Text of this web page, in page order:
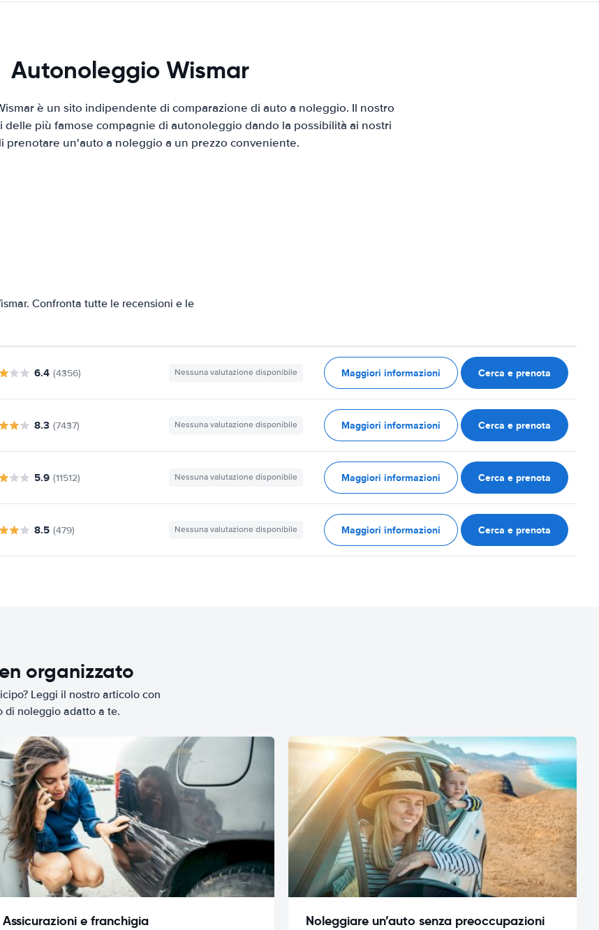
Autonoleggio Wismar
è un sito indipendente di comparazione di auto a noleggio. Il nostro
delle più famose compagnie di autonoleggio dando la possibilità ai nostri
prenotare un'auto a noleggio a un prezzo conveniente.
Confronta tutte le recensioni e le
6.4 (4356) Nessuna valutazione disponibile Maggiori informazioni Cerca e prenota
8.3 (7437) Nessuna valutazione disponibile Maggiori informazioni Cerca e prenota
5.9 (11512) Nessuna valutazione disponibile Maggiori informazioni Cerca e prenota
8.5 (479) Nessuna valutazione disponibile Maggiori informazioni Cerca e prenota
organizzato
Leggi il nostro articolo con
di noleggio adatto a te.
Assicurazioni e franchigia Noleggiare un’auto senza preoccupazioni